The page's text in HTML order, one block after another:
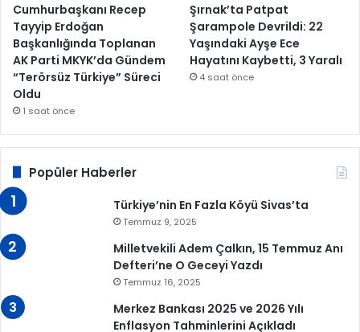
Cumhurbaşkanı Recep
Tayyip Erdoğan
Başkanlığında Toplanan
AK Parti MKYK’da Gündem
“Terörsüz Türkiye” Süreci
Oldu
1 saat önce
Şırnak’ta Patpat
Şarampole Devrildi: 22
Yaşındaki Ayşe Ece
Hayatını Kaybetti, 3 Yaralı
4 saat önce
Popüler Haberler
Türkiye’nin En Fazla Köyü Sivas’ta
Temmuz 9, 2025
Milletvekili Adem Çalkın, 15 Temmuz Anı
Defteri’ne O Geceyi Yazdı
Temmuz 16, 2025
Merkez Bankası 2025 ve 2026 Yılı
Enflasyon Tahminlerini Açıkladı